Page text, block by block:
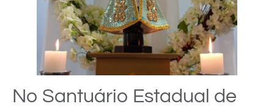
No Santuário Estadual de